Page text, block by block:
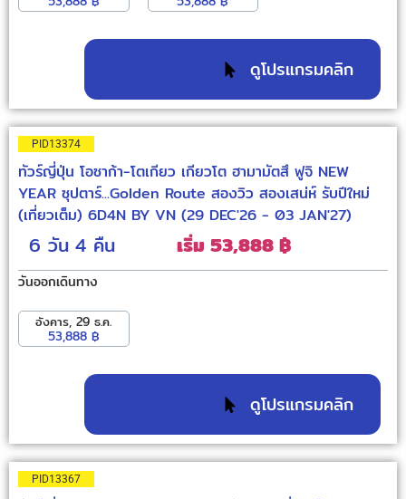
ดูโปรแกรมคลิก
PID13374
ทัวร์ญี่ปุ่น โอซาก้า-โตเกียว เกียวโต ฮามามัตสึ ฟูจิ NEW
YEAR ซุปตาร์...Golden Route สองวิว สองเสน่ห์ รับปีใหม่
(เที่ยวเต็ม) 6D4N BY VN (29 DEC'26 - 03 JAN'27)
6 วัน 4 คืน เริ่ม 53,888 ฿
วันออกเดินทาง
อังคาร, 29 ธ.ค.
53,888 ฿
ดูโปรแกรมคลิก
PID13367